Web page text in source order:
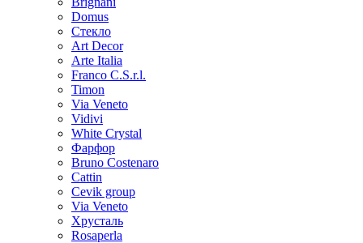
Domus
Стекло
Art Decor
Arte Italia
Franco C.S.r.l.
Timon
Via Veneto
Vidivi
White Crystal
Фарфор
Bruno Costenaro
Cattin
Cevik group
Via Veneto
Хрусталь
Rosaperla